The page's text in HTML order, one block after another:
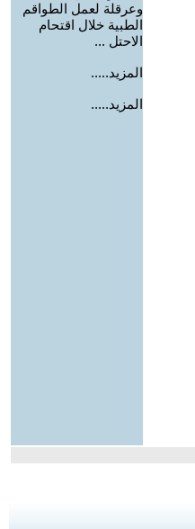
وعرقلة لعمل الطواقم
الطبية خلال اقتحام
الاحتل ...
المزيد.....
المزيد.....